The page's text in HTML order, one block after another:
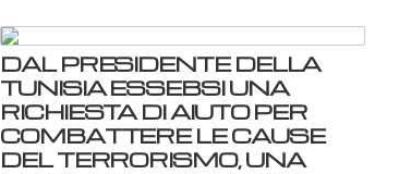
DAL PRESIDENTE DELLA
TUNISIA ESSEBSI UNA
RICHIESTA DI AIUTO PER
COMBATTERE LE CAUSE
DEL TERRORISMO, UNA